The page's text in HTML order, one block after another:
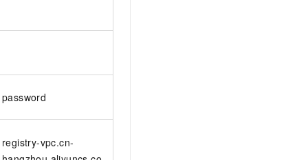
password
registry-vpc.cn-